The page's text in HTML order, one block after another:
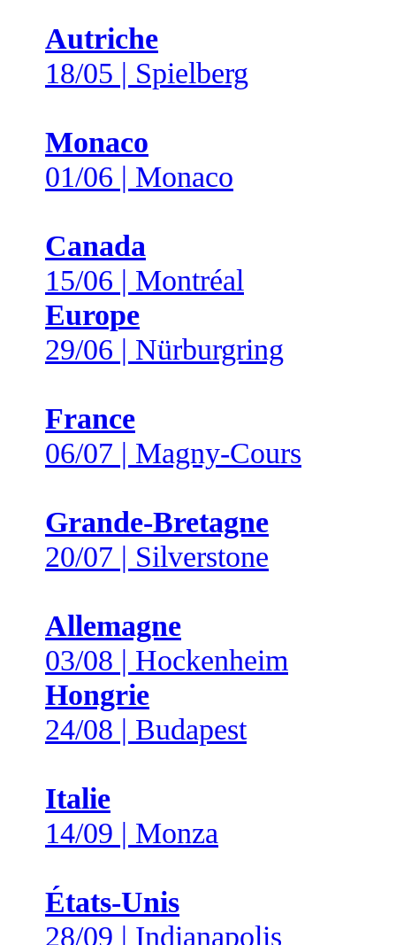
Autriche
18/05 | Spielberg
Monaco
01/06 | Monaco
Canada
15/06 | Montréal
Europe
29/06 | Nürburgring
France
06/07 | Magny-Cours
Grande-Bretagne
20/07 | Silverstone
Allemagne
03/08 | Hockenheim
Hongrie
24/08 | Budapest
Italie
14/09 | Monza
États-Unis
28/09 | Indianapolis